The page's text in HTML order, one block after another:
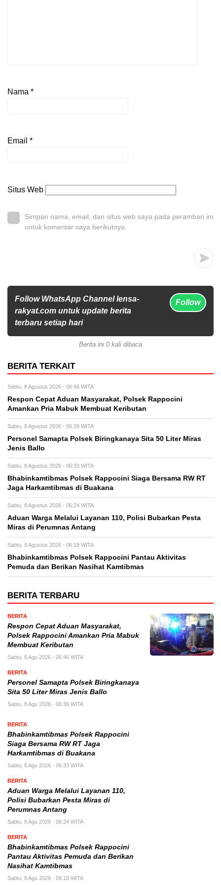
Nama *
Email *
Situs Web
Simpan nama, email, dan situs web saya pada peramban ini
untuk komentar saya berikutnya.
Follow WhatsApp Channel lensa-
rakyat.com untuk update berita
terbaru setiap hari
Follow
Berita ini 0 kali dibaca
BERITA TERKAIT
Sabtu, 8 Agustus 2026 - 06:46 WITA
Respon Cepat Aduan Masyarakat, Polsek Rappocini
Amankan Pria Mabuk Membuat Keributan
Sabtu, 8 Agustus 2026 - 06:39 WITA
Personel Samapta Polsek Biringkanaya Sita 50 Liter Miras
Jenis Ballo
Sabtu, 8 Agustus 2026 - 06:33 WITA
Bhabinkamtibmas Polsek Rappocini Siaga Bersama RW RT
Jaga Harkamtibmas di Buakana
Sabtu, 8 Agustus 2026 - 06:24 WITA
Aduan Warga Melalui Layanan 110, Polisi Bubarkan Pesta
Miras di Perumnas Antang
Sabtu, 8 Agustus 2026 - 06:18 WITA
Bhabinkamtibmas Polsek Rappocini Pantau Aktivitas
Pemuda dan Berikan Nasihat Kamtibmas
BERITA TERBARU
BERITA
Respon Cepat Aduan Masyarakat,
Polsek Rappocini Amankan Pria Mabuk
Membuat Keributan
Sabtu, 8 Agu 2026 - 06:46 WITA
BERITA
Personel Samapta Polsek Biringkanaya
Sita 50 Liter Miras Jenis Ballo
Sabtu, 8 Agu 2026 - 06:39 WITA
BERITA
Bhabinkamtibmas Polsek Rappocini
Siaga Bersama RW RT Jaga
Harkamtibmas di Buakana
Sabtu, 8 Agu 2026 - 06:33 WITA
BERITA
Aduan Warga Melalui Layanan 110,
Polisi Bubarkan Pesta Miras di
Perumnas Antang
Sabtu, 8 Agu 2026 - 06:24 WITA
BERITA
Bhabinkamtibmas Polsek Rappocini
Pantau Aktivitas Pemuda dan Berikan
Nasihat Kamtibmas
Sabtu, 8 Agu 2026 - 06:18 WITA